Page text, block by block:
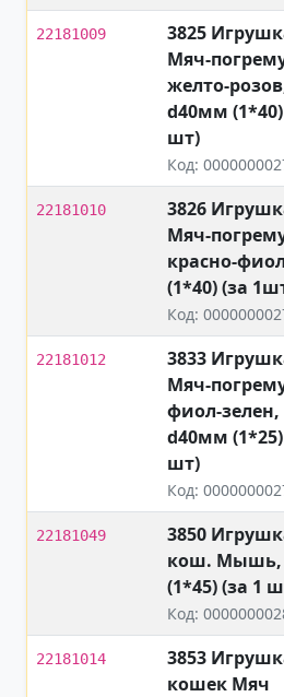
22181009
3825
Мяч-
желто-
d40мм (1*40)
шт)
Код:
22181010
3826
Мяч-
красно-
(1*40) (за
Код:
22181012
3833
Мяч-
фиол-зелен,
d40мм (1*25)
шт)
Код:
22181049
3850
кош. Мышь,
(1*45) (за 1
Код:
22181014
3853
кошек Мяч